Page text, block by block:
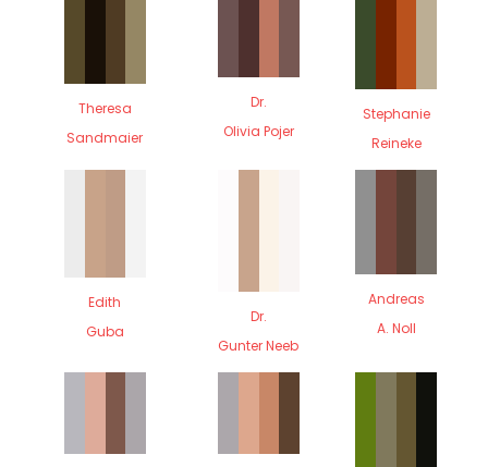
Theresa
Sandmaier
Dr.
Olivia Pojer
Stephanie
Reineke
Edith
Guba
Dr.
Gunter Neeb
Andreas
A. Noll